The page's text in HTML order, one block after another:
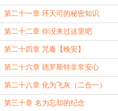
第二十一章 环天司的秘密知识
第二十二章 你没来过这里吧
第二十四章 咒毒【晚安】
第二十六章 德罗斯特非常安心
第二十八章 化为飞灰（二合一）
第三十章 名为忘却的纪念